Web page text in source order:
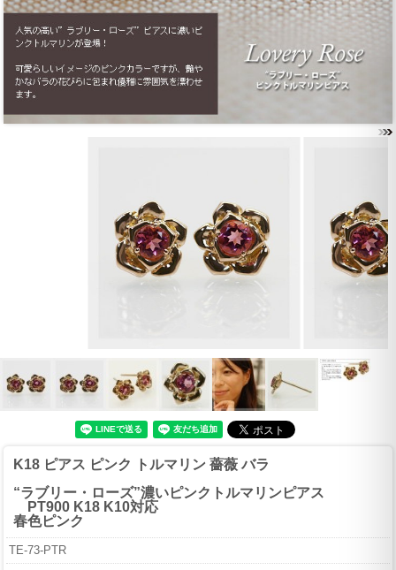
K18 ピアス ピンク トルマリン 薔薇 バラ
“ラブリー・ローズ”濃いピンクトルマリンピアス
PT900 K18 K10対応
春色ピンク
TE-73-PTR